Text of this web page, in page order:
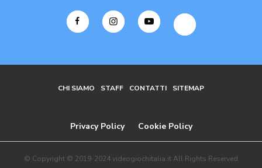
CHI SIAMO STAFF CONTATTI SITEMAP
Privacy Policy Cookie Policy
© Copyright © 2019-2024 videogiochitalia.it All Rights Reserved